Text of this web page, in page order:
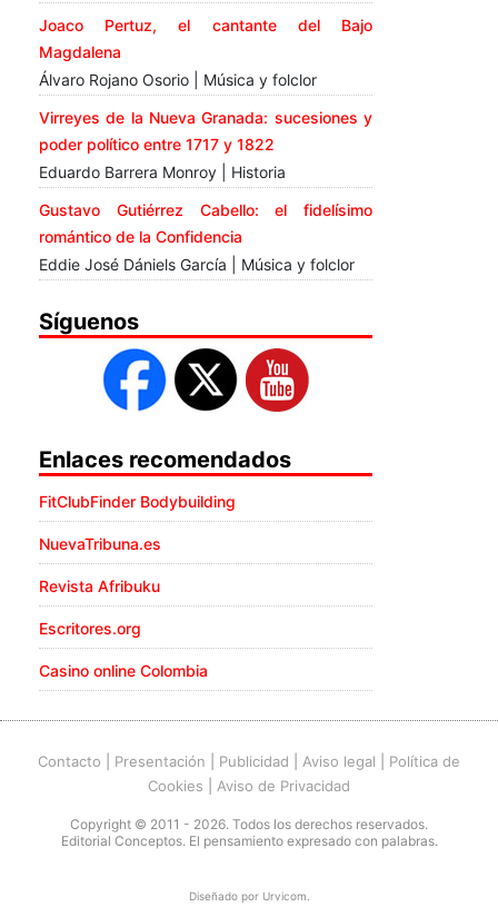
Joaco Pertuz, el cantante del Bajo
Magdalena
Álvaro Rojano Osorio | Música y folclor
Virreyes de la Nueva Granada: sucesiones y
poder político entre 1717 y 1822
Eduardo Barrera Monroy | Historia
Gustavo Gutiérrez Cabello: el fidelísimo
romántico de la Confidencia
Eddie José Dániels García | Música y folclor
Síguenos
Enlaces recomendados
FitClubFinder Bodybuilding
NuevaTribuna.es
Revista Afribuku
Escritores.org
Casino online Colombia
Contacto Presentación Publicidad Aviso legal
Política de
Cookies
Aviso de Privacidad
Copyright © 2011 - 2026. Todos los derechos reservados.
Editorial Conceptos. El pensamiento expresado con palabras.
Diseñado por Urvicom